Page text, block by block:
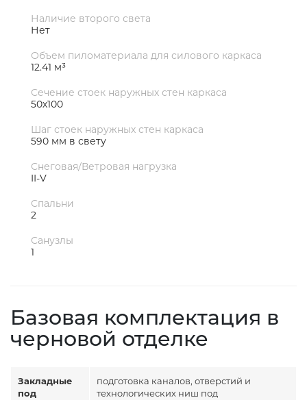
Наличие второго света
Нет
Объем пиломатериала для силового каркаса
12.41 м³
Сечение стоек наружных стен каркаса
50х100
Шаг стоек наружных стен каркаса
590 мм в свету
Снеговая/Ветровая нагрузка
II-V
Спальни
2
Санузлы
1
Базовая комплектация в
черновой отделке
Закладные
под
подготовка каналов, отверстий и
технологических ниш под